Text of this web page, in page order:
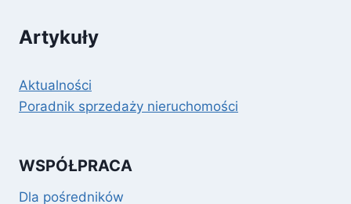
Artykuły
Aktualności
Poradnik sprzedaży nieruchomości
WSPÓŁPRACA
Dla pośredników